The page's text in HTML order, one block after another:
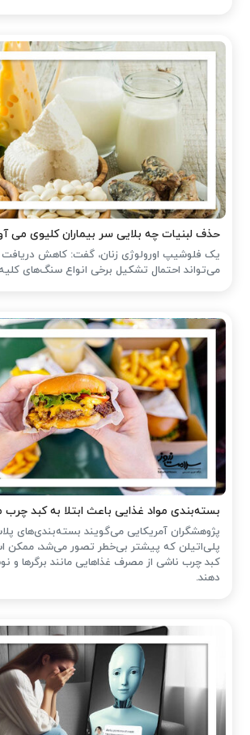
حذف لبنیات چه بلایی سر بیماران کلیوی می
یک فلوشیپ اورولوژی زنان، گفت: کاهش
می‌تواند احتمال تشکیل برخی انواع سنگ‌های
بسته‌بندی مواد غذایی باعث ابتلا به کبد
پژوهشگران آمریکایی می‌گویند بسته‌بندی‌های
پلی‌اتیلن که پیشتر بی‌خطر تصور می‌شد، ممکن
کبد چرب ناشی از مصرف غذاهایی مانند برگرها و
دهند.